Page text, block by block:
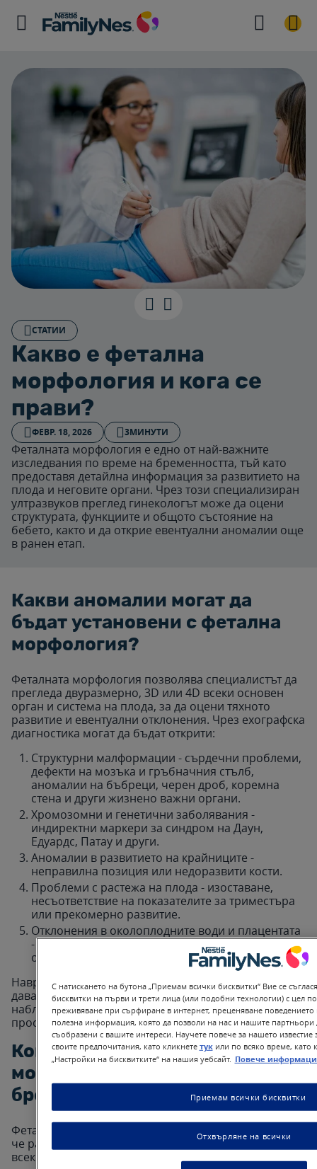
СТАТИИ
Какво е фетална
морфология и кога се
прави?
ФЕВР. 18, 2026 3МИНУТИ
Феталната морфология е едно от най-важните
изследвания по време на бременността, тъй като
предоставя детайлна информация за развитието на
плода и неговите органи. Чрез този специализиран
ултразвуков преглед гинекологът може да оцени
структурата, функциите и общото състояние на
бебето, както и да открие евентуални аномалии още
в ранен етап.
Какви аномалии могат да
бъдат установени с фетална
морфология?
Феталната морфология позволява специалистът да
прегледа двуразмерно, 3D или 4D всеки основен
орган и система на плода, за да оцени тяхното
развитие и евентуални отклонения. Чрез ехографска
диагностика могат да бъдат открити:
Структурни малформации - сърдечни проблеми,
дефекти на мозъка и гръбначния стълб,
аномалии на бъбреци, черен дроб, коремна
стена и други жизнено важни органи.
Хромозомни и генетични заболявания -
индиректни маркери за синдром на Даун,
Едуардс, Патау и други.
Аномалии в развитието на крайниците -
неправилна позиция или недоразвити кости.
Проблеми с растежа на плода - изоставане,
несъответствие на показателите за триместъра
или прекомерно развитие.
Отклонения в околоплодните води и плацентата
- плацента превия, неправилно прикрепване,
олигохидрамнион или полихидрамнион.
Навременното установяване на подобни аномалии
дава възможност за ранна реакция, по-добро
наблюдение и избор на най-подходящия подход за
проследяване на бременността.
Кога се прави феталната
морфология по време на
бременността?
Феталната морфология се извършва три пъти, така
че развитието на плода да бъде проследено във
всеки ключов етап:
С натискането на бутона „Приемам всички бисквитки“ Вие се
бисквитки на първи и трети лица (или подобни технологии) с цел
преживяване при сърфиране в интернет, преценяване
полезна информация, която да позволи на нас и нашите партньори
съобразени с вашите интереси. Научете повече за нашето известие
своите предпочитания, като кликнете тукили по всяко време, като
„Настройки на бисквитките“ на нашия уебсайт. Повече
Отхвърляне на всички
Приемам всички бисквитки